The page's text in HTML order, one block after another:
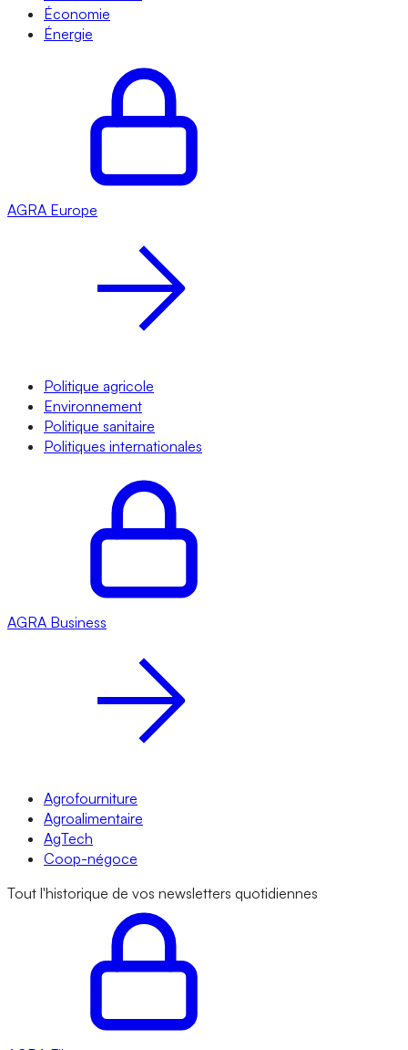
Économie
Énergie
AGRA Europe
Politique agricole
Environnement
Politique sanitaire
Politiques internationales
AGRA Business
Agrofourniture
Agroalimentaire
AgTech
Coop-négoce
Tout l'historique de vos newsletters quotidiennes